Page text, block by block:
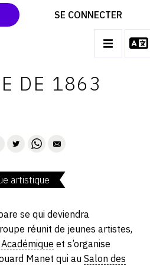
SE CONNECTER
RAISONNÉS
DU MONDE DE L'ART
ARTISTIQUE
DE 1863
artistique
se qui deviendra
réunit de jeunes artistes,
et s’organise
Manet qui auSalon des